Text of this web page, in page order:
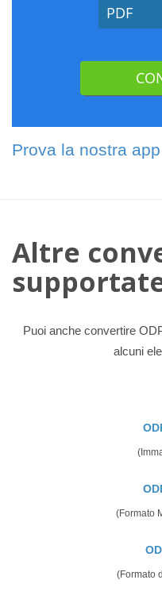
Prova la nostra
Altre
Puoi anche convertire
alcuni
(Formato
(Formato